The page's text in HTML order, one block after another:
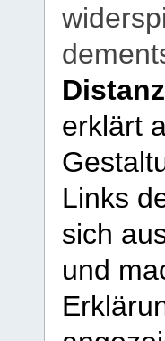
erklärt
Links
sich
und